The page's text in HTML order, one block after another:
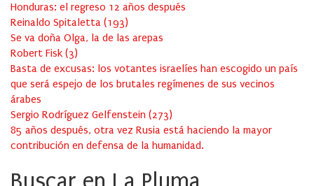
Honduras: el regreso 12 años después
Reinaldo Spitaletta (193)
Se va doña Olga, la de las arepas
Robert Fisk (3)
Basta de excusas: los votantes israelíes han escogido un país
que será espejo de los brutales regímenes de sus vecinos
árabes
Sergio Rodríguez Gelfenstein (273)
85 años después, otra vez Rusia está haciendo la mayor
contribución en defensa de la humanidad.